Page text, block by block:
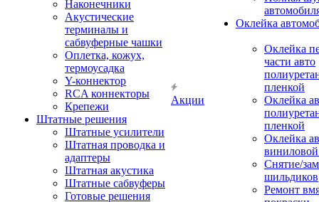
Наконечники
Акустические
терминалы и
сабвуферные чашки
Оплетка, кожух,
термоусадка
Y-коннектор
RCA коннекторы
Крепежи
Штатные решения
Штатные усилители
Штатная проводка и
адаптеры
Штатная акустика
Штатные сабвуферы
Готовые решения
Акции
Оклейка
Оклейка
части авто
пленкой
Оклейка
пленкой
Оклейка
Снятие/
шильдиков
Ремонт